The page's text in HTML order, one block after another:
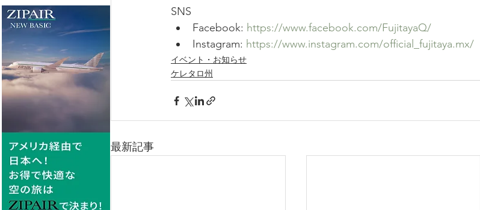
SNS
Facebook: https://www.facebook.com/FujitayaQ/
Instagram: https://www.instagram.com/official_fujitaya.mx/
イベント・お知らせ
ケレタロ州
最新記事